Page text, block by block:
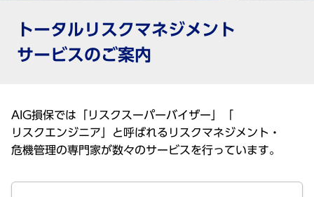
トータルリスクマネジメント
サービスのご案内
AIG損保では「 リスクスーパーバイザー
リスクエンジニア 」と呼ばれる リスクマネジメント・
危機管理の専門家が数々のサービス を行っています。